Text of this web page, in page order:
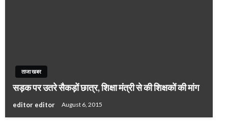
ताजा खबर
सड़क पर उतरे सैकड़ों छात्र, शिक्षा मंत्री से की शिक्षकों की मांग
editor editor August 6, 2015